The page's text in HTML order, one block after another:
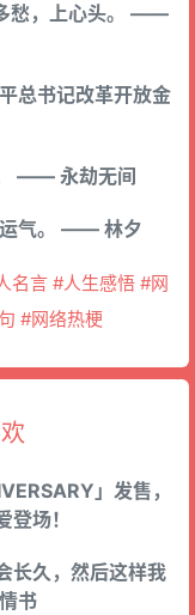
愁，上心头。 ——
总书记改革开放金
—— 永劫无间
运气。 —— 林夕
名言 #人生感悟 #网
#网络热梗
」发售，
场！
长久，然后这样我
书